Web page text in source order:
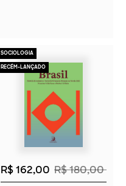
SOCIOLOGIA
RECÉM-LANÇADO
2026
R$ 162,00 R$ 180,00